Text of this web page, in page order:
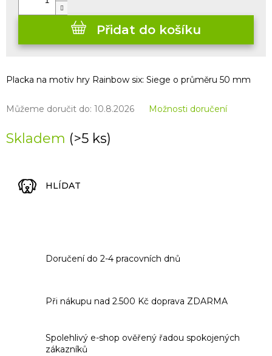
Skladem (>5 ks)
Můžeme doručit do: 10.8.2026 Možnosti doručení
Přidat do košíku
Placka na motiv hry Rainbow six: Siege o průměru 50 mm
HLÍDAT
Doručení do 2-4 pracovních dnů
Při nákupu nad 2.500 Kč doprava ZDARMA
Spolehlivý e-shop ověřený řadou spokojených
zákazníků